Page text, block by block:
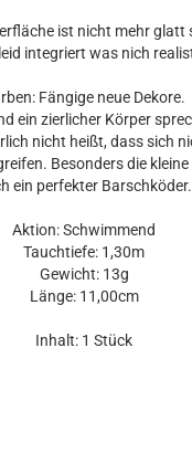
ist nicht mehr glatt
integriert was nich
Fängige neue Dekore.
ein zierlicher Körper
nicht heißt, dass sich
Besonders die
ein perfekter Barschköder.
Aktion: Schwimmend
Tauchtiefe: 1,30m
Gewicht: 13g
Länge: 11,00cm
Inhalt: 1 Stück